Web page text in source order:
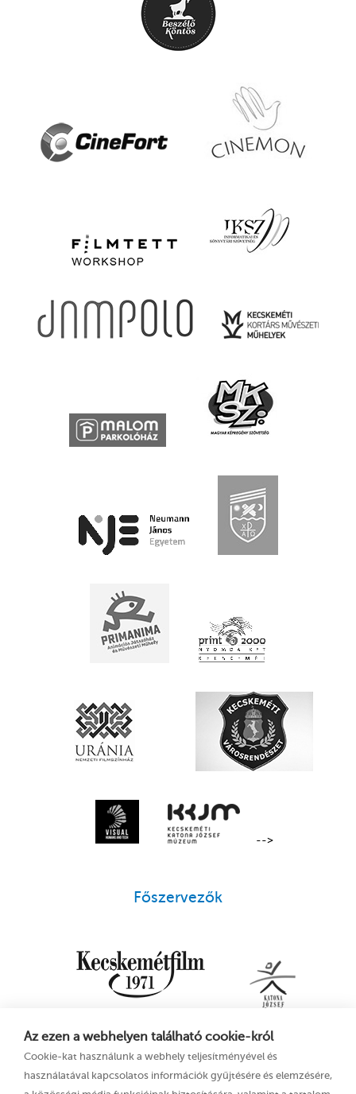
Az ezen a webhelyen található cookie-król
Cookie-kat használunk a webhely teljesítményével és
használatával kapcsolatos információk gyűjtésére és elemzésére,
-->
Főszervezők